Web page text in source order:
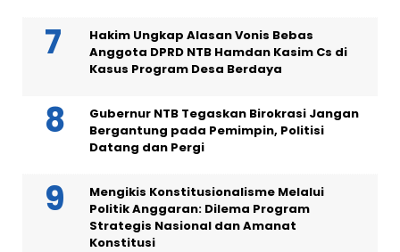
Hakim Ungkap Alasan Vonis Bebas
Anggota DPRD NTB Hamdan Kasim Cs di
Kasus Program Desa Berdaya
Gubernur NTB Tegaskan Birokrasi Jangan
Bergantung pada Pemimpin, Politisi
Datang dan Pergi
Mengikis Konstitusionalisme Melalui
Politik Anggaran: Dilema Program
Strategis Nasional dan Amanat
Konstitusi